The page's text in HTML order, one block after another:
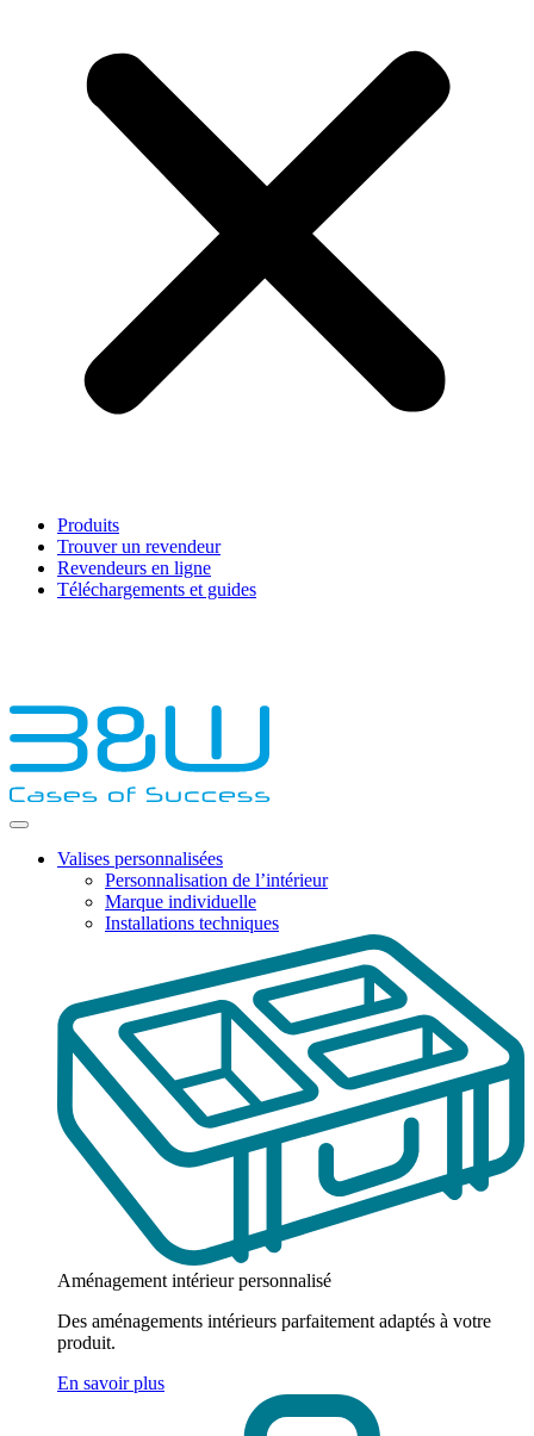
Produits
Trouver un revendeur
Revendeurs en ligne
Téléchargements et guides
Valises personnalisées
Personnalisation de l’intérieur
Marque individuelle
Installations techniques
Aménagement intérieur personnalisé
Des aménagements intérieurs parfaitement adaptés à votre
produit.
En savoir plus